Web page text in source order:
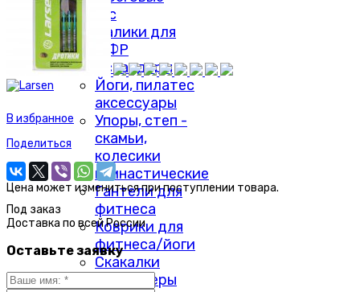
Фитнес
Валики для
МФР
Эспандеры
Йоги, пилатес
аксессуары
Упоры, степ -
скамьи,
колесики
гимнастические
Гантели для
фитнеса
Коврики для
фитнеса/йоги
Скакалки
Массажеры
В избранное
Поделиться
Цена может измениться при поступлении товара.
Под заказ
Доставка по всей России
Оставьте заявку